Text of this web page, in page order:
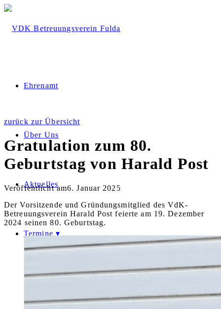
Ehrenamt
Über Uns
Aktuelles
Termine
zurück zur Übersicht
Gratulation zum 80.
Geburtstag von Harald Post
Veröffentlicht am6. Januar 2025
Der Vorsitzende und Gründungsmitglied des VdK-
Betreuungsverein Harald Post feierte am 19. Dezember
2024 seinen 80. Geburtstag.